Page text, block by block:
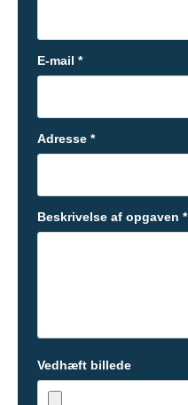
E-mail *
Adresse *
Beskrivelse af opgaven *
Vedhæft billede